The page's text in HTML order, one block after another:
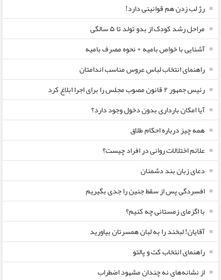
رژ لب زدن هم قوانینی دارد!
مراحل رشد کودک از بدو تولد تا ۵ سالگی
آشنایی با خواص بامیه + نحوه مصرف بامیه
راهنمای انتخاب لباس عروس مناسب اندامتان
رئیس جمهور ۲ قانون مصوب مجلس را برای اجرا ابلاغ کرد
آیا امکان بارداری بدون دخول وجود دارد؟
همه چیز درباره احکام طلاق
علائم اختلالات روانی در افراد چیست؟
دعای زبان بند دشمنان
افسردگی پس از سقط جنین را جدی بگیریم
با اگزمای زمستانی چه کنیم؟
آقایان! لبخند را به لبان همسرتان بیاورید
راهنمای انتخاب کت و پالتو
از نشانه‌های نه چندان مشهود اضطراب